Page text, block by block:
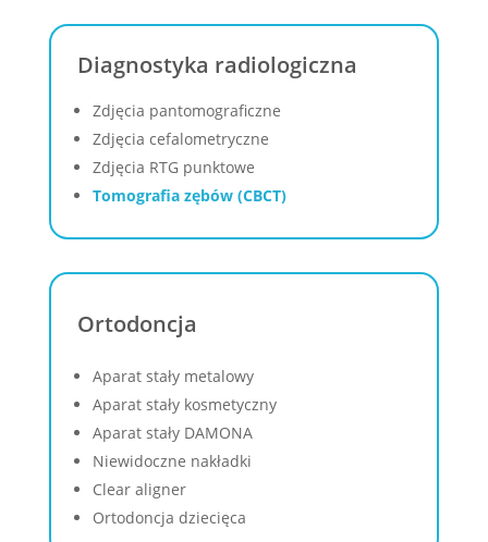
Diagnostyka radiologiczna
Zdjęcia pantomograficzne
Zdjęcia cefalometryczne
Zdjęcia RTG punktowe
Tomografia zębów (CBCT)
Ortodoncja
Aparat stały metalowy
Aparat stały kosmetyczny
Aparat stały DAMONA
Niewidoczne nakładki
Clear aligner
Ortodoncja dziecięca